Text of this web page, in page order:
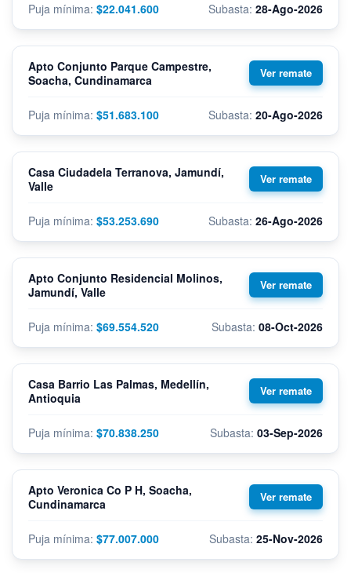
$22.041.600 28-Ago-2026
$51.683.100
Apto Conjunto Parque Campestre,
Soacha, Cundinamarca
20-Ago-2026
$53.253.690
Casa Ciudadela Terranova, Jamundí,
Valle
26-Ago-2026
$69.554.520
Apto Conjunto Residencial Molinos,
Jamundí, Valle
08-Oct-2026
$70.838.250
Casa Barrio Las Palmas, Medellín,
Antioquia
03-Sep-2026
$77.007.000
Apto Veronica Co P H, Soacha,
Cundinamarca
25-Nov-2026